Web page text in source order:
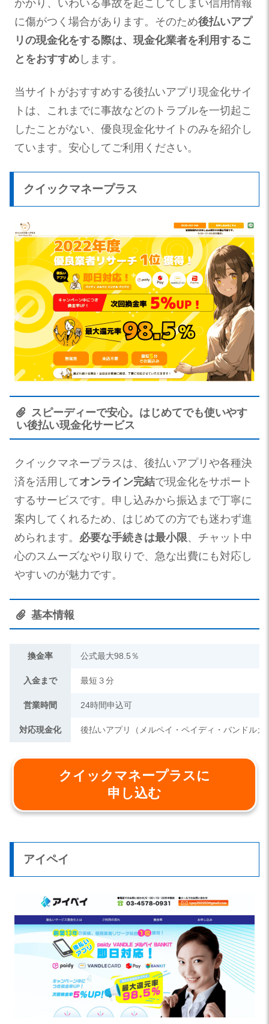
かかり、いわいる事故を起こしてしまい信用情報
に傷がつく場合があります。そのため後払いアプ
リの現金化をする際は、現金化業者を利用するこ
とをおすすめ します。
当サイトがおすすめする後払いアプリ現金化サイ
トは、これまでに事故などのトラブルを一切起こ
したことがない、優良現金化サイトのみを紹介し
ています。安心してご利用ください。
クイックマネープラス
スピーディーで安心。はじめてでも使いやす
い後払い現金化サービス
クイックマネープラスは、後払いアプリや各種決
済を活用してオンライン完結で現金化をサポート
するサービスです。申し込みから振込まで丁寧に
案内してくれるため、はじめての方でも迷わず進
められます。 必要な手続きは最小限、チャット中
心のスムーズなやり取りで、急な出費にも対応し
やすいのが魅力です。
基本情報
換金率 公式最大98.5％
入金まで 最短３分
営業時間 24時間申込可
対応現金化 後払いアプリ（メルペイ・ペイディ・バンドル
クイックマネープラスに
申し込む
アイペイ